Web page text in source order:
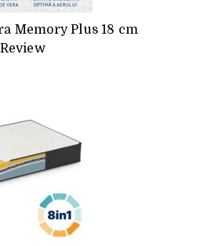
Memory Plus 18 cm